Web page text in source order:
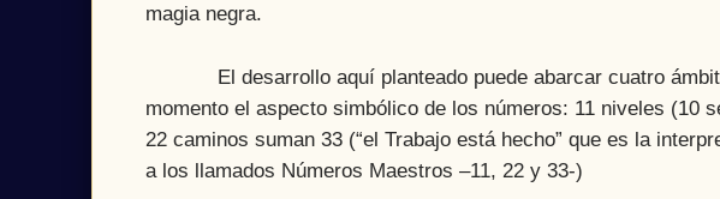
magia negra.
El desarrollo aquí planteado puede abarcar cuatro
momento el aspecto simbólico de los números: 11 niveles (10
22 caminos suman 33 (“el Trabajo está hecho” que es la
a los llamados Números Maestros –11, 22 y 33-)